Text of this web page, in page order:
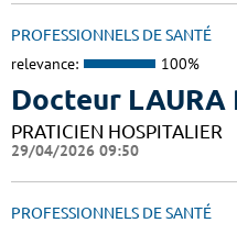
PROFESSIONNELS DE SANTÉ
relevance: 100%
Docteur LAURA
PRATICIEN HOSPITALIER
29/04/2026 09:50
PROFESSIONNELS DE SANTÉ